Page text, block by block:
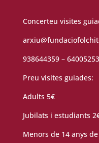
Concerteu visites
938644359 –
Preu visites guiades:
Adults 5€
Jubilats i estudiants
Menors de 14 anys